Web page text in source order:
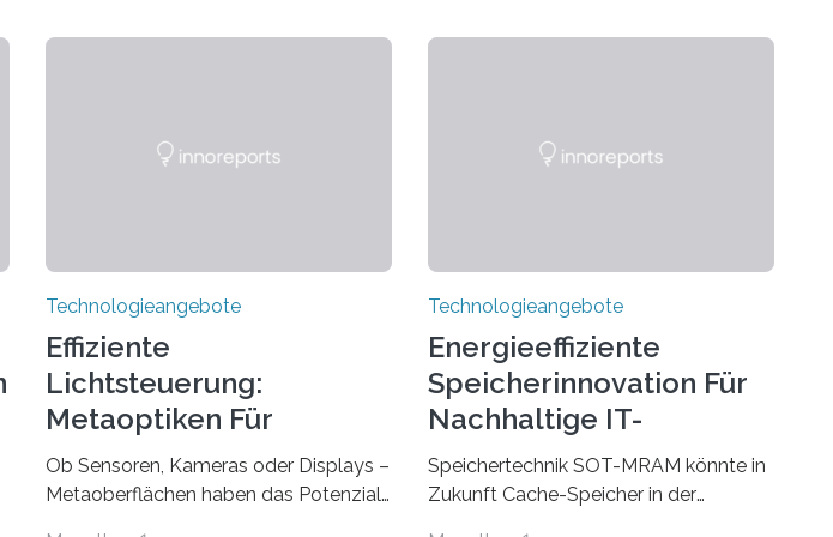
Technologieangebote
Effiziente
Lichtsteuerung:
Metaoptiken Für
Innovative
Anwendungen
Ob Sensoren, Kameras oder Displays –
Metaoberflächen haben das Potenzial,
Technologieangebote
Energieeffiziente
Speicherinnovation Für
Nachhaltige IT-
Lösungen
Speichertechnik SOT-MRAM könnte in
Zukunft Cache-Speicher in der